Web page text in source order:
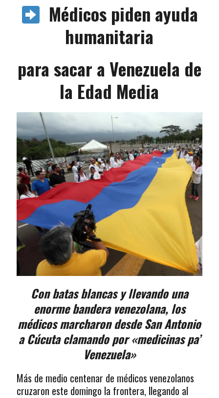
Médicos piden ayuda
humanitaria
para sacar a Venezuela de
la Edad Media
Con batas blancas y llevando una
enorme bandera venezolana, los
médicos marcharon desde San Antonio
a Cúcuta clamando por «medicinas pa’
Venezuela»
Más de medio centenar de médicos venezolanos
cruzaron este domingo la frontera, llegando al